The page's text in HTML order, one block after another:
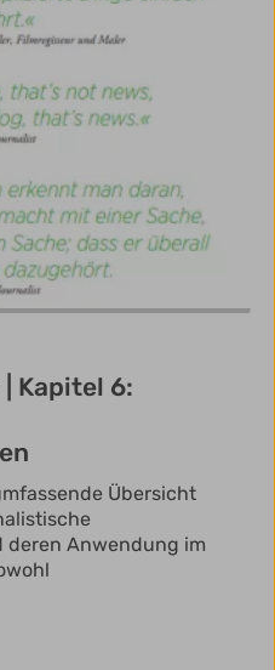
Kapitel 6:
Übersicht
deren Anwendung im